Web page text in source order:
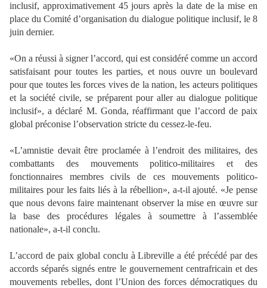
inclusif, approximativement 45 jours après la date de la mise en
place du Comité d’organisation du dialogue politique inclusif, le 8
juin dernier.
«On a réussi à signer l’accord, qui est considéré comme un accord
satisfaisant pour toutes les parties, et nous ouvre un boulevard
pour que toutes les forces vives de la nation, les acteurs politiques
et la société civile, se préparent pour aller au dialogue politique
inclusif», a déclaré M. Gonda, réaffirmant que l’accord de paix
global préconise l’observation stricte du cessez-le-feu.
«L’amnistie devait être proclamée à l’endroit des militaires, des
combattants des mouvements politico-militaires et des
fonctionnaires membres civils de ces mouvements politico-
militaires pour les faits liés à la rébellion», a-t-il ajouté. «Je pense
que nous devons faire maintenant observer la mise en œuvre sur
la base des procédures légales à soumettre à l’assemblée
nationale», a-t-il conclu.
L’accord de paix global conclu à Libreville a été précédé par des
accords séparés signés entre le gouvernement centrafricain et des
mouvements rebelles, dont l’Union des forces démocratiques du